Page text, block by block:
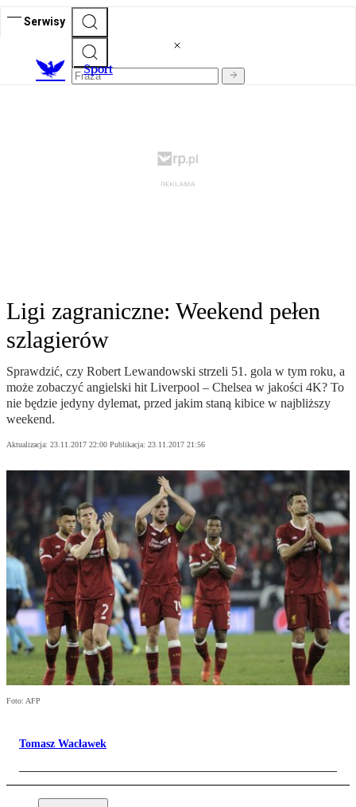
Serwisy
Sport
Ligi zagraniczne: Weekend pełen
szlagierów
Sprawdzić, czy Robert Lewandowski strzeli 51. gola w tym roku, a
może zobaczyć angielski hit Liverpool – Chelsea w jakości 4K? To
nie będzie jedyny dylemat, przed jakim staną kibice w najbliższy
weekend.
Aktualizacja: 23.11.2017 22:00 Publikacja: 23.11.2017 21:56
Foto: AFP
Tomasz Wacławek